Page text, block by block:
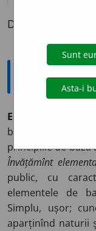
Definiția cu ID-ul
Explicative
ELEMENT
bază, esențial. ♦
principiile de bază
Învățămînt
public, cu
elementele de
Simplu, ușor;
aparținînd naturii